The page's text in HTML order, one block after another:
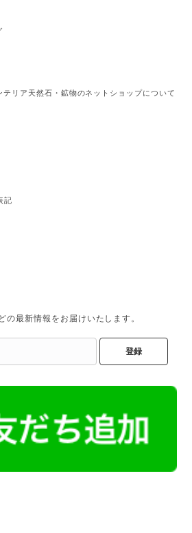
リア天然石・鉱物のネットショップについて
記
の最新情報をお届けいたします。
登録